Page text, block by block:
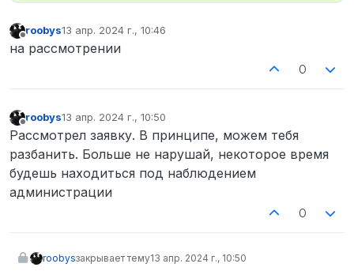
roobys13 апр. 2024 г., 10:46
отредактировано
на рассмотрении
0
Не в сети
roobys13 апр. 2024 г., 10:50
отредактировано
Рассмотрел заявку. В принципе, можем тебя
разбанить. Больше не нарушай, некоторое время
будешь находиться под наблюдением
администрации
0
roobysзакрывает тему13 апр. 2024 г., 10:50